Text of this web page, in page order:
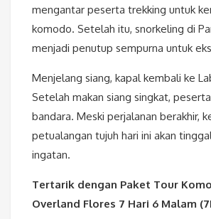
mengantar peserta trekking untuk
komodo. Setelah itu, snorkeling di
menjadi penutup sempurna untuk
Menjelang siang, kapal kembali ke
Setelah makan siang singkat,
bandara. Meski perjalanan berakhir,
petualangan tujuh hari ini akan
ingatan.
Tertarik dengan Paket Tour
Overland Flores 7 Hari 6 Malam